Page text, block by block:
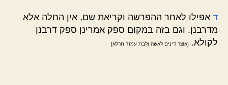
ד אפילו לאחר ההפרשה וקריאת שם, אין החלה אלא
מדרבנן. וגם בזה במקום ספק אמרינן ספק דרבנן
לקולא.
[אוצר דינים לאשה ולבת עמוד תרלא]